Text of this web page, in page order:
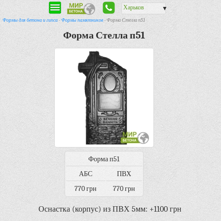
Харьков ▼
Формы для бетона и гипса-Формы памятников- Форма Стелла п51
Форма Стелла п51
Форма п51
АБС
ПВХ
770 грн
770 грн
Оснастка (корпус) из ПВХ 5мм: +1100 грн